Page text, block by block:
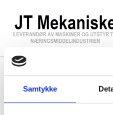
Samtykke
Pakkelinje for fisk